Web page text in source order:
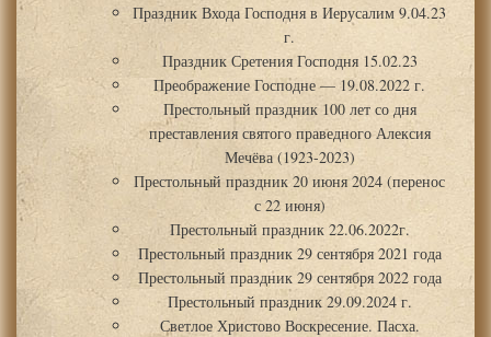
Праздник Входа Господня в Иерусалим 9.04.23
г.
Праздник Сретения Господня 15.02.23
Преображение Господне — 19.08.2022 г.
Престольный праздник 100 лет со дня
преставления святого праведного Алексия
Мечёва (1923-2023)
Престольный праздник 20 июня 2024 (перенос
с 22 июня)
Престольный праздник 22.06.2022г.
Престольный праздник 29 сентября 2021 года
Престольный праздник 29 сентября 2022 года
Престольный праздник 29.09.2024 г.
Светлое Христово Воскресение. Пасха.